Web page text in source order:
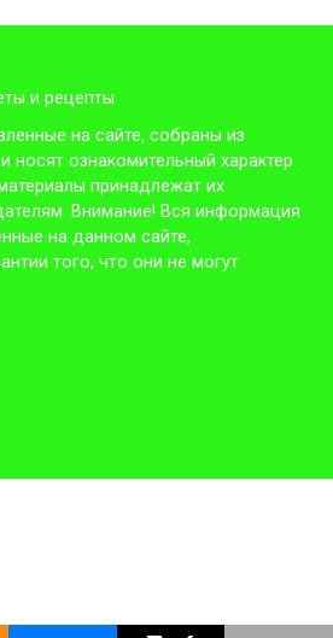
и рецепты
на сайте, собраны из
носят ознакомительный характер.
принадлежат их
Внимание! Вся информация
на данном сайте,
того, что они не могут